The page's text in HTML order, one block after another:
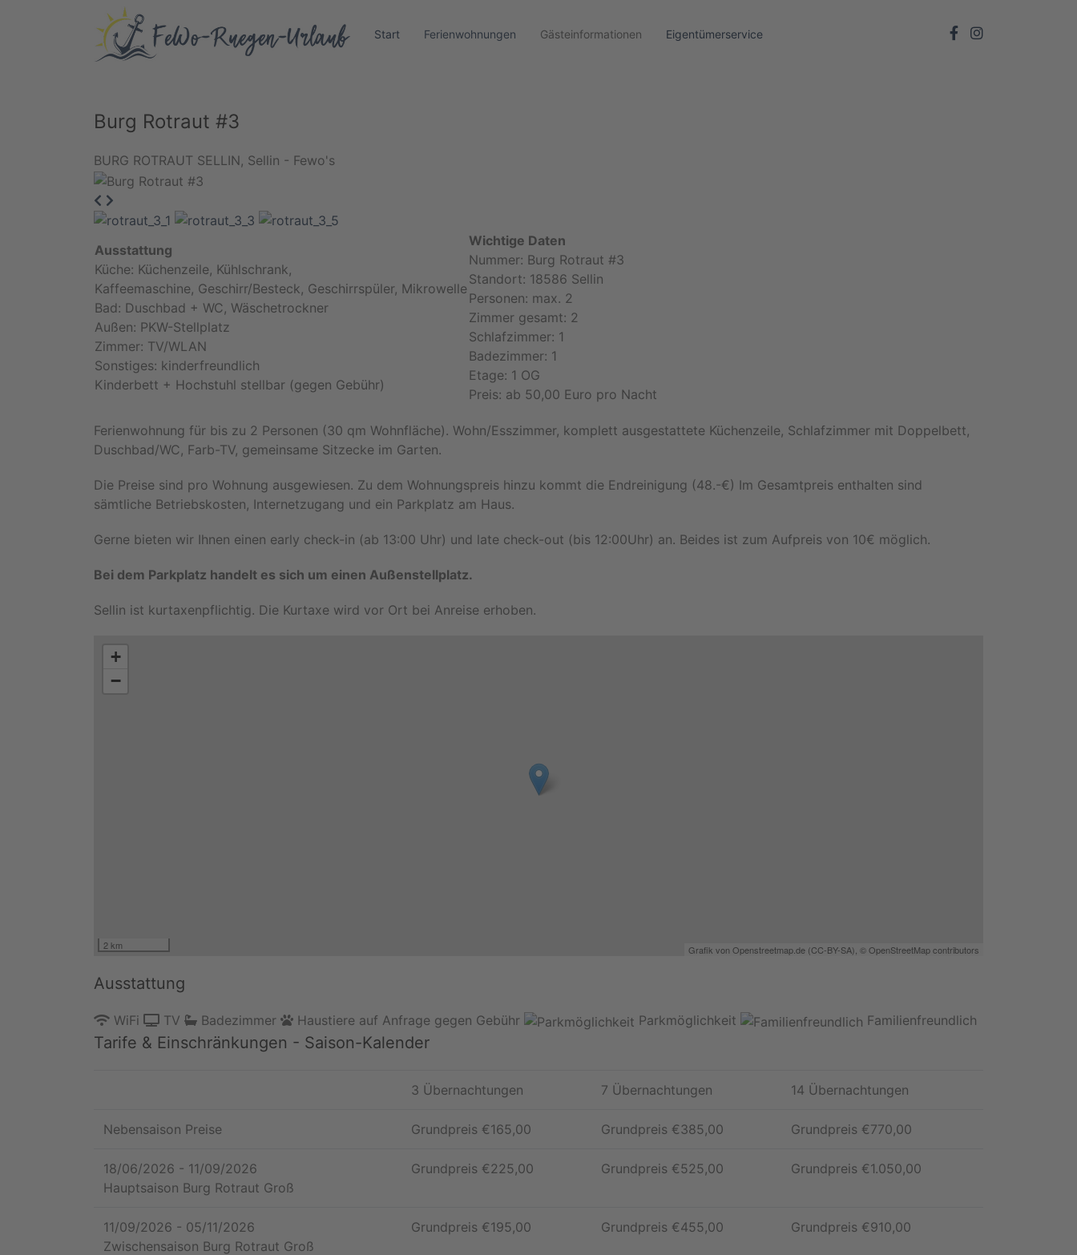
Start Ferienwohnungen Gästeinformationen Eigentümerservice
Burg Rotraut #3
BURG ROTRAUT SELLIN, Sellin - Fewo's
Ausstattung
Küche: Küchenzeile, Kühlschrank,
Kaffeemaschine, Geschirr/Besteck, Geschirrspüler, Mikrowelle
Bad: Duschbad + WC, Wäschetrockner
Außen: PKW-Stellplatz
Zimmer: TV/WLAN
Sonstiges: kinderfreundlich
Kinderbett + Hochstuhl stellbar (gegen Gebühr)
Wichtige Daten
Nummer: Burg Rotraut #3
Standort: 18586 Sellin
Personen: max. 2
Zimmer gesamt: 2
Schlafzimmer: 1
Badezimmer: 1
Etage: 1 OG
Preis: ab 50,00 Euro pro Nacht
Ferienwohnung für bis zu 2 Personen (30 qm Wohnfläche). Wohn/Esszimmer, komplett ausgestattete Küchenzeile, Schlafzimmer mit Doppelbett,
Duschbad/WC, Farb-TV, gemeinsame Sitzecke im Garten.
Die Preise sind pro Wohnung ausgewiesen. Zu dem Wohnungspreis hinzu kommt die Endreinigung (48.-€) Im Gesamtpreis enthalten sind
sämtliche Betriebskosten, Internetzugang und ein Parkplatz am Haus.
Gerne bieten wir Ihnen einen early check-in (ab 13:00 Uhr) und late check-out (bis 12:00Uhr) an. Beides ist zum Aufpreis von 10€ möglich.
Bei dem Parkplatz handelt es sich um einen Außenstellplatz.
Sellin ist kurtaxenpflichtig. Die Kurtaxe wird vor Ort bei Anreise erhoben.
+
−
2 km Grafik von Openstreetmap.de (CC-BY-SA), © OpenStreetMap contributors
Ausstattung
WiFi TV Badezimmer Haustiere auf Anfrage gegen Gebühr Parkmöglichkeit Familienfreundlich
Tarife & Einschränkungen - Saison-Kalender
3 Übernachtungen 7 Übernachtungen 14 Übernachtungen
Nebensaison Preise Grundpreis €165,00 Grundpreis €385,00 Grundpreis €770,00
18/06/2026 - 11/09/2026
Hauptsaison Burg Rotraut Groß
Grundpreis €225,00 Grundpreis €525,00 Grundpreis €1.050,00
11/09/2026 - 05/11/2026
Zwischensaison Burg Rotraut Groß
Grundpreis €195,00 Grundpreis €455,00 Grundpreis €910,00